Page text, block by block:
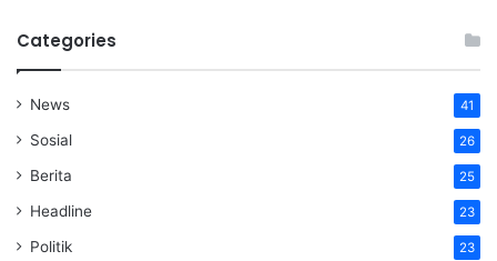
Categories
News 41
Sosial 26
Berita 25
Headline 23
Politik 23